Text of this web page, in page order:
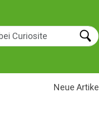
Neue Artikel